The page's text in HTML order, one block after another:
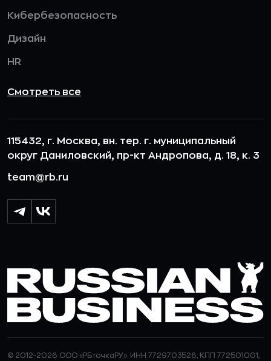
Кибербезопасность
Дизайн
HR
Смотреть все
115432, г. Москва, вн. тер. г. муниципальный
округ Даниловский, пр-кт Андропова, д. 18, к. 3
team@rb.ru
© 2012-2026 ООО «РБточкаРУ». ИНН 7729703526, КПП 772501001,